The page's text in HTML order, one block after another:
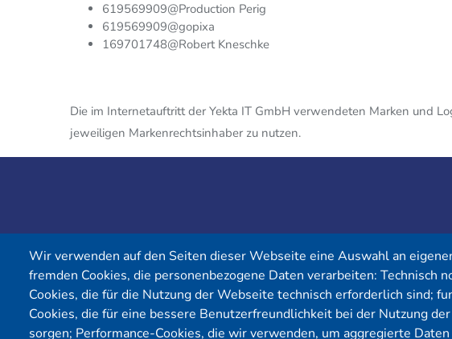
619569909@Production Perig
619569909@gopixa
169701748@Robert Kneschke
Die im Internetauftritt der Yekta IT GmbH verwendeten Marken und
jeweiligen Markenrechtsinhaber zu nutzen.
Wir verwenden auf den Seiten dieser Webseite eine Auswahl an
fremden Cookies, die personenbezogene Daten verarbeiten: Technisch
Cookies, die für die Nutzung der Webseite technisch erforderlich sind;
Cookies, die für eine bessere Benutzerfreundlichkeit bei der Nutzung
sorgen; Performance-Cookies, die wir verwenden, um aggregierte
Yekta IT GmbH